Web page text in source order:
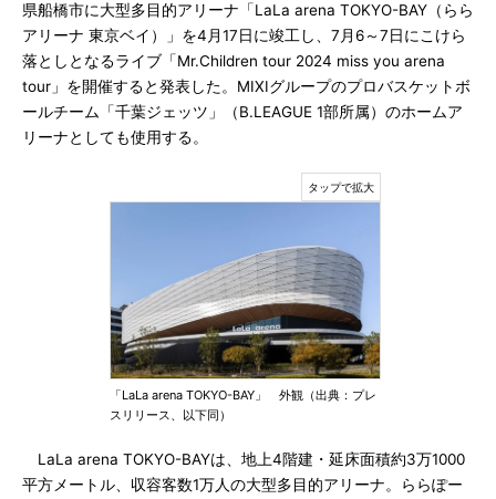
県船橋市に大型多目的アリーナ「LaLa arena TOKYO-BAY（らら
アリーナ 東京ベイ）」を4月17日に竣工し、7月6～7日にこけら
落としとなるライブ「Mr.Children tour 2024 miss you arena
tour」を開催すると発表した。MIXIグループのプロバスケットボ
ールチーム「千葉ジェッツ」（B.LEAGUE 1部所属）のホームア
リーナとしても使用する。
「LaLa arena TOKYO-BAY」 外観（出典：プレ
スリリース、以下同）
LaLa arena TOKYO-BAYは、地上4階建・延床面積約3万1000
平方メートル、収容客数1万人の大型多目的アリーナ。ららぽー